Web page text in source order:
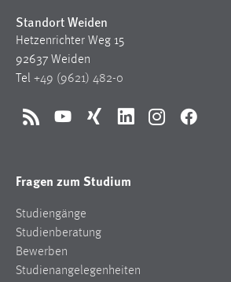
Standort Weiden
Hetzenrichter Weg 15
92637 Weiden
Tel +49 (9621) 482-0
RSS YouTubeXing LinkedInInstagramFacebook
Fragen zum Studium
Studiengänge
Studienberatung
Bewerben
Studienangelegenheiten